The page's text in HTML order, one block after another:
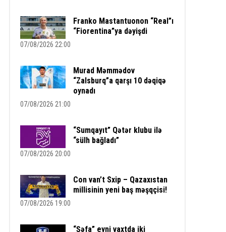
Franko Mastantuonon “Real”ı
“Fiorentina”ya dəyişdi
07/08/2026 22:00
Murad Məmmədov
“Zalsburq”a qarşı 10 dəqiqə
oynadı
07/08/2026 21:00
“Sumqayıt” Qətər klubu ilə
“sülh bağladı”
07/08/2026 20:00
Con van’t Sxip – Qazaxıstan
millisinin yeni baş məşqçisi!
07/08/2026 19:00
“Şəfa” eyni vaxtda iki